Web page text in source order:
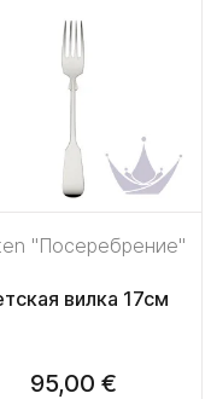
"Посеребрение"
вилка 17см
95,00 €